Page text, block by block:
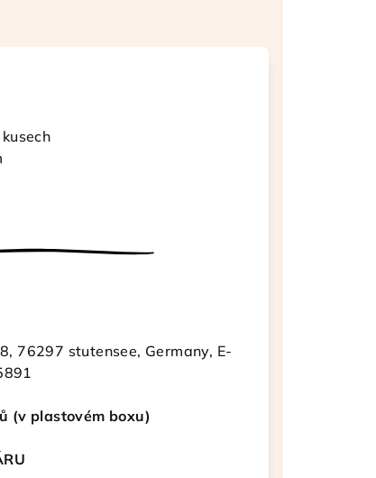
76297 stutensee, Germany, E-
(v plastovém boxu)